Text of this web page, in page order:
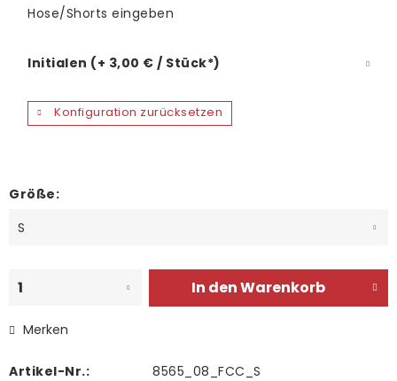
Hose/Shorts eingeben
Initialen (+ 3,00 € / Stück*)
Konfiguration zurücksetzen
Größe:
In denWarenkorb
Merken
Artikel-Nr.: 8565_08_FCC_S